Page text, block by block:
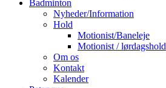
Badminton
Nyheder/Information
Hold
Motionist/Baneleje
Motionist / lørdagshold
Om os
Kontakt
Kalender